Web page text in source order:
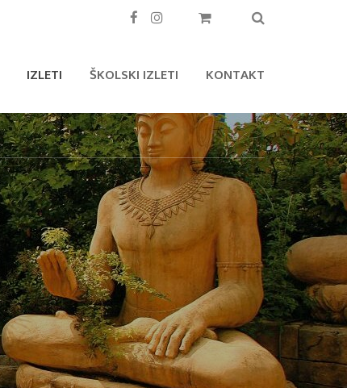
IZLETI ŠKOLSKI IZLETI KONTAKT